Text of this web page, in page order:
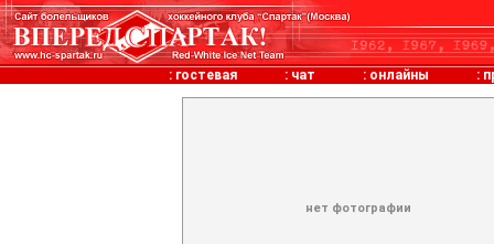
: гостевая : чат : онлайны :
нет фотографии